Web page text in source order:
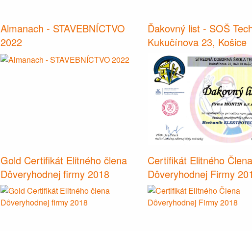
Almanach - STAVEBNÍCTVO
2022
Ďakovný list - SOŠ
Kukučínova 23, Košice
Gold Certifikát Elitného člena
Dôveryhodnej firmy 2018
Certifikát Elitného Člena
Dôveryhodnej Firmy